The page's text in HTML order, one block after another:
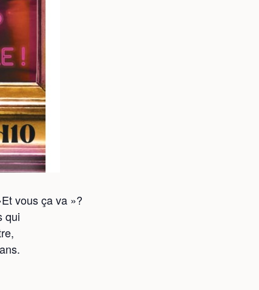
vous ça va »?
qui